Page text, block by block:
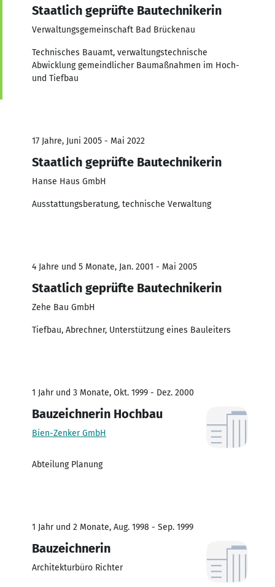
Staatlich geprüfte Bautechnikerin
Verwaltungsgemeinschaft Bad Brückenau
Technisches Bauamt, verwaltungstechnische
Abwicklung gemeindlicher Baumaßnahmen im Hoch-
und Tiefbau
17 Jahre, Juni 2005 - Mai 2022
Staatlich geprüfte Bautechnikerin
Hanse Haus GmbH
Ausstattungsberatung, technische Verwaltung
4 Jahre und 5 Monate, Jan. 2001 - Mai 2005
Staatlich geprüfte Bautechnikerin
Zehe Bau GmbH
Tiefbau, Abrechner, Unterstützung eines Bauleiters
1 Jahr und 3 Monate, Okt. 1999 - Dez. 2000
Bauzeichnerin Hochbau
Bien-Zenker GmbH
Abteilung Planung
1 Jahr und 2 Monate, Aug. 1998 - Sep. 1999
Bauzeichnerin
Architekturbüro Richter